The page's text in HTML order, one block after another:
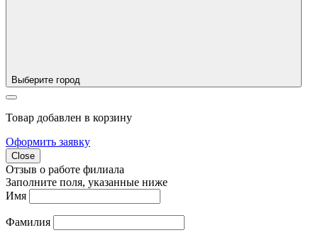
Выберите город
Товар добавлен в корзину
Оформить заявку
Close
Отзыв о работе филиала
Заполните поля, указанные ниже
Имя
Фамилия